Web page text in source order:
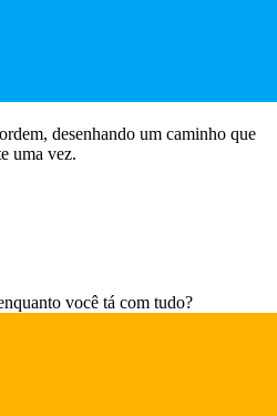
desenhando um caminho que
uma vez.
você tá com tudo?